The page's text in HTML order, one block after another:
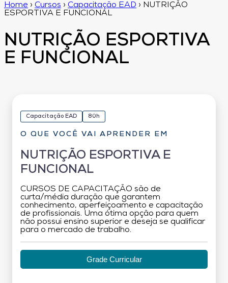
Home › Cursos › Capacitação EAD › NUTRIÇÃO
ESPORTIVA E FUNCIONAL
NUTRIÇÃO ESPORTIVA
E FUNCIONAL
Capacitação EAD 80h
O QUE VOCÊ VAI APRENDER EM
NUTRIÇÃO ESPORTIVA E
FUNCIONAL
CURSOS DE CAPACITAÇÃO são de
curta/média duração que garantem
conhecimento, aperfeiçoamento e capacitação
de profissionais. Uma ótima opção para quem
não possui ensino superior e deseja se qualificar
para o mercado de trabalho.
Grade Curricular